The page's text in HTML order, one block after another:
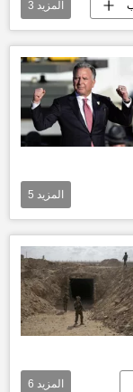
المزيد 3
المزيد 5
المزيد 6